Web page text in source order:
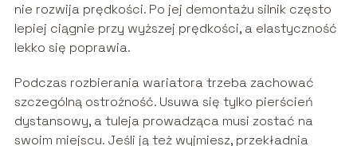
nie rozwija prędkości. Po jej demontażu silnik często
lepiej ciągnie przy wyższej prędkości, a elastyczność
lekko się poprawia.
Podczas rozbierania wariatora trzeba zachować
szczególną ostrożność. Usuwa się tylko pierścień
dystansowy, a tuleja prowadząca musi zostać na
swoim miejscu. Jeśli ją też wyjmiesz, przekładnia